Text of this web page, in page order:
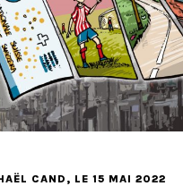
CAND , LE 15 MAI 2022